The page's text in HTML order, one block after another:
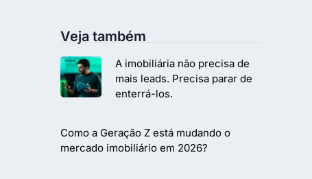
Veja também
A imobiliária não precisa de
mais leads. Precisa parar de
enterrá-los.
Como a Geração Z está mudando o
mercado imobiliário em 2026?